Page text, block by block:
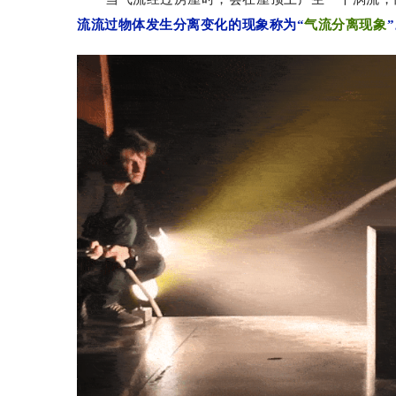
流流过物体发生分离变化的现象称为“气流分离现象